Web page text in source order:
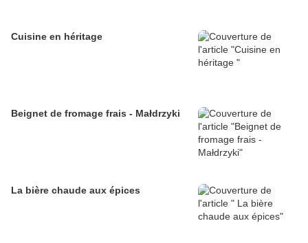
Cuisine en héritage
Beignet de fromage frais - Małdrzyki
La bière chaude aux épices